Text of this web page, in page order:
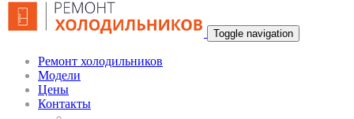
Toggle navigation
Ремонт холодильников
Модели
Цены
Контакты